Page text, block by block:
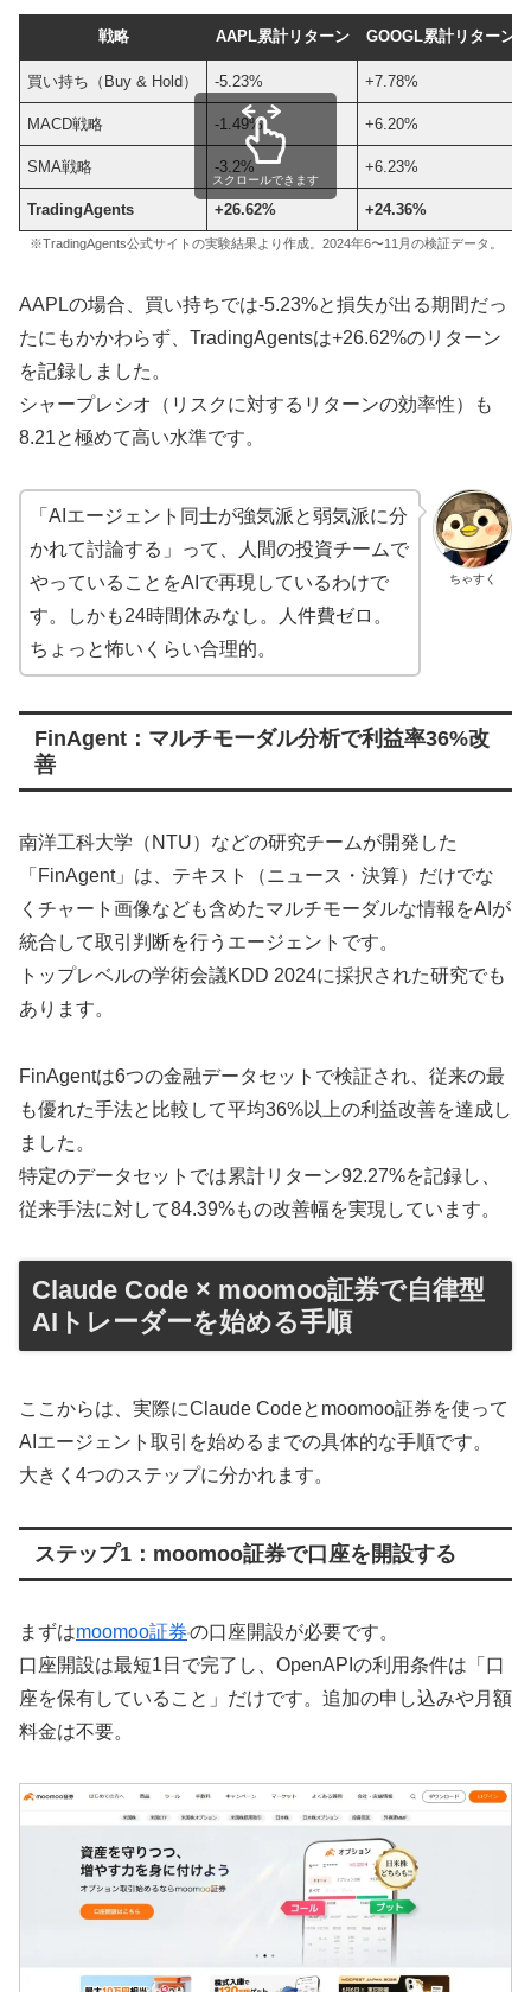
戦略 AAPL累計リターン GOOGL累計リターン
買い持ち（Buy & Hold） -5.23% +7.78%
MACD戦略 -1.49% +6.20%
SMA戦略 -3.2% +6.23%
TradingAgents +26.62% +24.36%
スクロールできます
※TradingAgents公式サイトの実験結果より作成。2024年6〜11月の検証データ。
AAPLの場合、買い持ちでは-5.23%と損失が出る期間だっ
たにもかかわらず、TradingAgentsは+26.62%のリターン
を記録しました。
シャープレシオ（リスクに対するリターンの効率性）も
8.21と極めて高い水準です。
ちゃすく
「AIエージェント同士が強気派と弱気派に分
かれて討論する」って、人間の投資チームで
やっていることをAIで再現しているわけで
す。しかも24時間休みなし。人件費ゼロ。
ちょっと怖いくらい合理的。
FinAgent：マルチモーダル分析で利益率36%改
善
南洋工科大学（NTU）などの研究チームが開発した
「FinAgent」は、テキスト（ニュース・決算）だけでな
くチャート画像なども含めたマルチモーダルな情報をAIが
統合して取引判断を行うエージェントです。
トップレベルの学術会議KDD 2024に採択された研究でも
あります。
FinAgentは6つの金融データセットで検証され、従来の最
も優れた手法と比較して平均36%以上の利益改善を達成し
ました。
特定のデータセットでは累計リターン92.27%を記録し、
従来手法に対して84.39%もの改善幅を実現しています。
Claude Code × moomoo証券で自律型
AIトレーダーを始める手順
ここからは、実際にClaude Codeとmoomoo証券を使って
AIエージェント取引を始めるまでの具体的な手順です。
大きく4つのステップに分かれます。
ステップ1：moomoo証券で口座を開設する
まずはmoomoo証券の口座開設が必要です。
口座開設は最短1日で完了し、OpenAPIの利用条件は「口
座を保有していること」だけです。追加の申し込みや月額
料金は不要。